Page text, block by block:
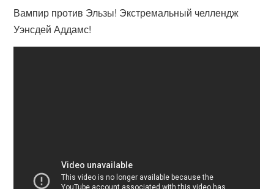
Вампир против Эльзы! Экстремальный челлендж
Уэнсдей Аддамс!